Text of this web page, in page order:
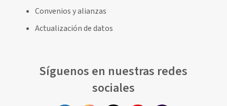
Convenios y alianzas
Actualización de datos
Síguenos en nuestras redes
sociales